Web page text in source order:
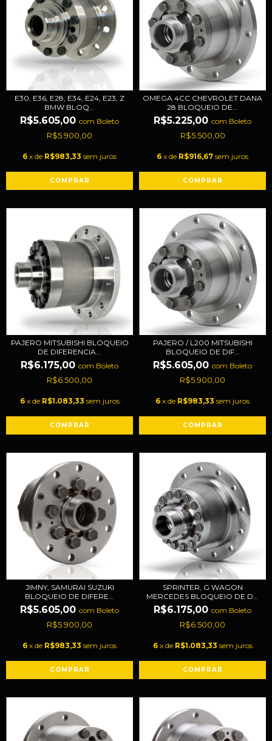
E30, E36, E28, E34, E24, E23, Z
BMW BLOQ...
R$5.605,00 com Boleto
R$5.900,00
6 x de R$983,33 sem juros
OMEGA 4CC CHEVROLET DANA
28 BLOQUEIO DE...
R$5.225,00 com Boleto
R$5.500,00
6 x de R$916,67 sem juros
PAJERO MITSUBISHI BLOQUEIO
DE DIFERENCIA...
R$6.175,00 com Boleto
R$6.500,00
6 x de R$1.083,33 sem juros
PAJERO / L200 MITSUBISHI
BLOQUEIO DE DIF...
R$5.605,00 com Boleto
R$5.900,00
6 x de R$983,33 sem juros
JIMNY, SAMURAI SUZUKI
BLOQUEIO DE DIFERE...
R$5.605,00 com Boleto
R$5.900,00
6 x de R$983,33 sem juros
SPRINTER, G WAGON
MERCEDES BLOQUEIO DE D...
R$6.175,00 com Boleto
R$6.500,00
6 x de R$1.083,33 sem juros